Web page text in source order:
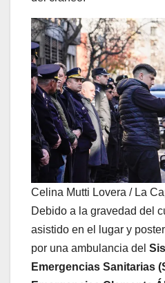
Celina Mutti Lovera / La
Debido a la gravedad del
asistido en el lugar y
por una ambulancia del
Emergencias Sanitarias